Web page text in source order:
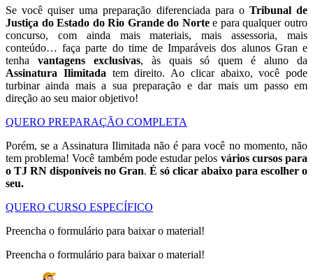
Se você quiser uma preparação diferenciada para o Tribunal de
Justiça do Estado do Rio Grande do Nortee para qualquer outro
concurso, com ainda mais materiais, mais assessoria, mais
conteúdo… faça parte do time de Imparáveis dos alunos Gran e
tenha vantagens exclusivas, às quais só quem é aluno da
Assinatura Ilimitadatem direito. Ao clicar abaixo, você pode
turbinar ainda mais a sua preparação e dar mais um passo em
direção ao seu maior objetivo!
QUERO PREPARAÇÃO COMPLETA
Porém, se a Assinatura Ilimitada não é para você no momento, não
tem problema! Você também pode estudar pelos vários cursos para
o TJ RN disponíveis no Gran. É só clicar abaixo para escolher o
seu.
QUERO CURSO ESPECÍFICO
Preencha o formulário para baixar o material!
Preencha o formulário para baixar o material!